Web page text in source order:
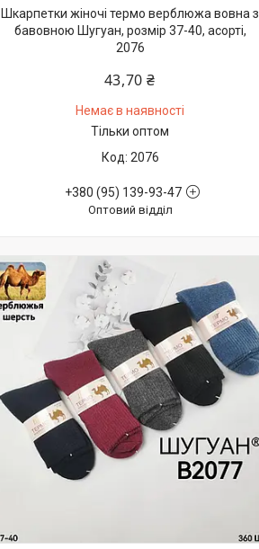
Шкарпетки жіночі термо верблюжа вовна з
бавовною Шугуан, розмір 37-40, асорті,
2076
43,70 ₴
Немає в наявності
Тільки оптом
2076
+380 (95) 139-93-47
Оптовий відділ